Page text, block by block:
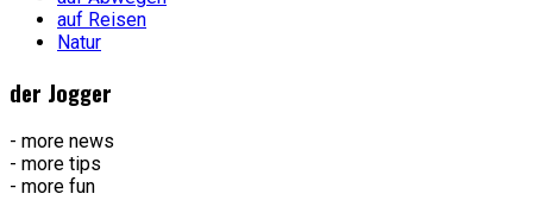
auf Reisen
Natur
der Jogger
- more news
- more tips
- more fun